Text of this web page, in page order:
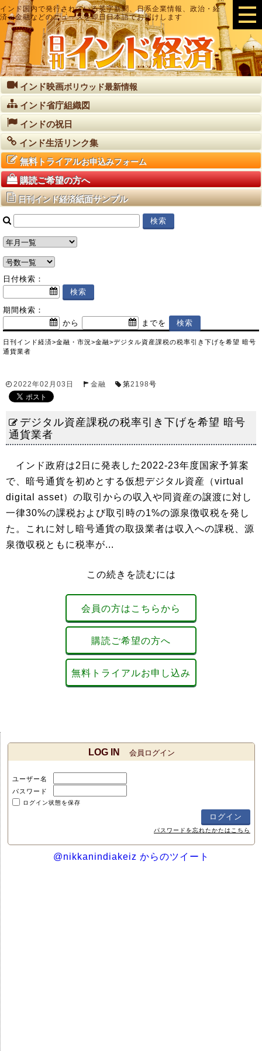
インド国内で発行されている英字新聞、日系企業情報、政治・経
済・金融などのニュースを即日日本語でお届けします
インド映画ボリウッド最新情報
インド省庁組織図
インドの祝日
インド生活リンク集
無料トライアルお申込みフォーム
購読ご希望の方へ
日刊インド経済紙面サンプル
日付検索：
期間検索：
から
までを
日刊インド経済>金融・市況 >金融>デジタル資産課税の税率引き下げを希望 暗号
通貨業者
2022年02月03日 金融 第2198号
デジタル資産課税の税率引き下げを希望 暗号
通貨業者
インド政府は2日に発表した2022-23年度国家予算案
で、暗号通貨を初めとする仮想デジタル資産（virtual
digital asset）の取引からの収入や同資産の譲渡に対し
一律30%の課税および取引時の1%の源泉徴収税を発し
た。これに対し暗号通貨の取扱業者は収入への課税、源
泉徴収税ともに税率が...
この続きを読むには
会員の方はこちらから
購読ご希望の方へ
無料トライアルお申し込み
LOG IN 会員ログイン
ユーザー名
パスワード
ログイン状態を保存
パスワードを忘れたかたはこちら
@nikkanindiakeiz からのツイート